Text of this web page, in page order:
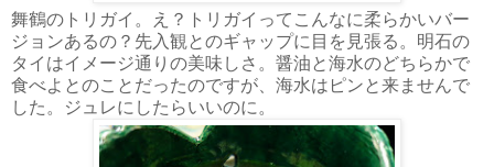
舞鶴のトリガイ。え？トリガイってこんなに柔らかいバー
ジョンあるの？先入観とのギャップに目を見張る。明石の
タイはイメージ通りの美味しさ。醤油と海水のどちらかで
食べよとのことだったのですが、海水はピンと来ませんで
した。ジュレにしたらいいのに。